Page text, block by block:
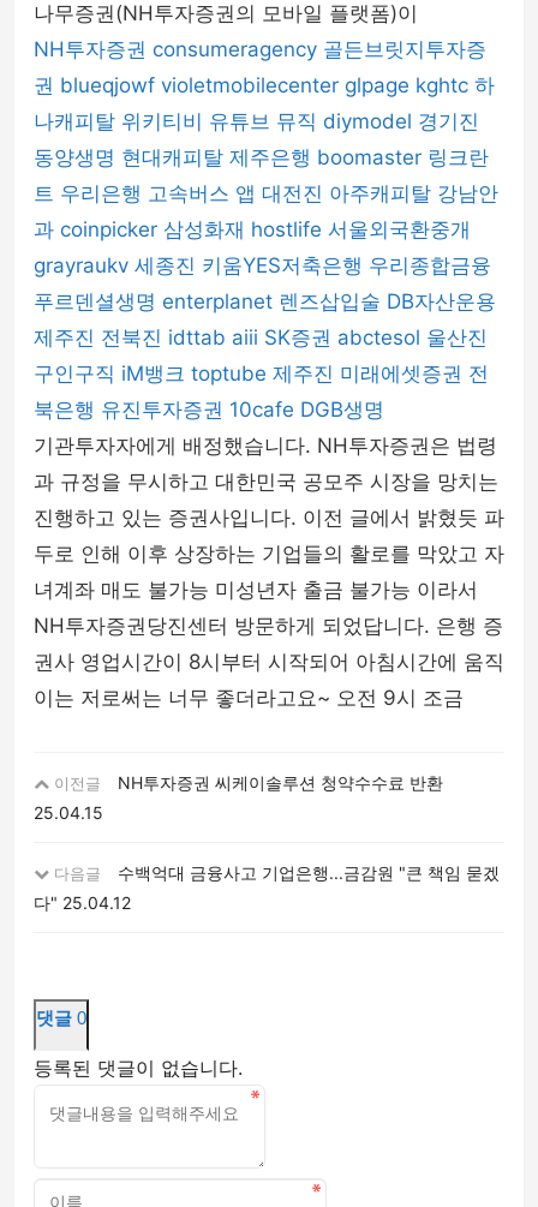
나무증권(NH투자증권의 모바일 플랫폼)이
NH투자증권 consumeragency 골든브릿지투자증
권 blueqjowf violetmobilecenter glpage kghtc 하
나캐피탈 위키티비 유튜브 뮤직 diymodel 경기진
동양생명 현대캐피탈 제주은행 boomaster 링크란
트 우리은행 고속버스 앱 대전진 아주캐피탈 강남안
과 coinpicker 삼성화재 hostlife 서울외국환중개
grayraukv 세종진 키움YES저축은행 우리종합금융
푸르덴셜생명 enterplanet 렌즈삽입술 DB자산운용
제주진 전북진 idttab aiii SK증권 abctesol 울산진
구인구직 iM뱅크 toptube 제주진 미래에셋증권 전
북은행 유진투자증권 10cafe DGB생명
기관투자자에게 배정했습니다. NH투자증권은 법령
과 규정을 무시하고 대한민국 공모주 시장을 망치는
진행하고 있는 증권사입니다. 이전 글에서 밝혔듯 파
두로 인해 이후 상장하는 기업들의 활로를 막았고 자
녀계좌 매도 불가능 미성년자 출금 불가능 이라서
NH투자증권당진센터 방문하게 되었답니다. 은행 증
권사 영업시간이 8시부터 시작되어 아침시간에 움직
이는 저로써는 너무 좋더라고요~ 오전 9시 조금
이전글
NH투자증권 씨케이솔루션 청약수수료 반환
25.04.15
다음글
수백억대 금융사고 기업은행...금감원 "큰 책임 묻겠
다" 25.04.12
댓글 0
등록된 댓글이 없습니다.